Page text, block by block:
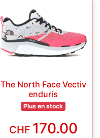
The North Face Vectiv
enduris
Plus en stock
CHF 170.00